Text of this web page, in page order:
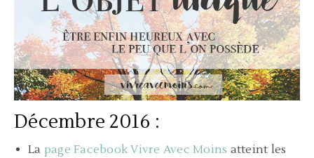
Décembre 2016 :
La page Facebook Vivre Avec Moins atteint les